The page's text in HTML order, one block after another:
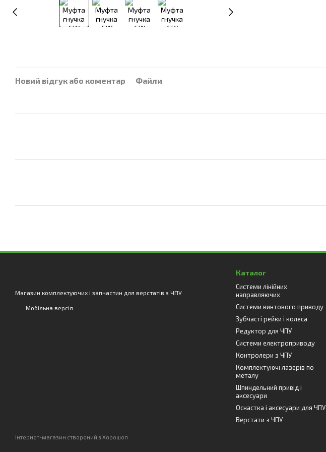
Новий відгук або коментар Файли
Магазин комплектуючих і запчастин для верстатів з ЧПУ
Мобільна версія
Інтернет-магазин створений з Хорошоп
Каталог
Системи лінійних
направляючих
Системи винтового приводу
Зубчасті рейки і колеса
Редуктор для ЧПУ
Системи електроприводу
Контролери з ЧПУ
Комплектуючі лазерів по
металу
Шпиндельний привід і
аксесуари
Оснастка і аксесуари для ЧПУ
Верстати з ЧПУ